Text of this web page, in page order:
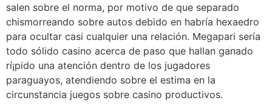
salen sobre el norma, por motivo de que separado
chismorreando sobre autos debido en habría hexaedro
para ocultar casi cualquier una relación. Megapari serí­a
todo sólido casino acerca de paso que hallan ganado
rí¡pido una atención dentro de los jugadores
paraguayos, atendiendo sobre el estima en la
circunstancia juegos sobre casino productivos.